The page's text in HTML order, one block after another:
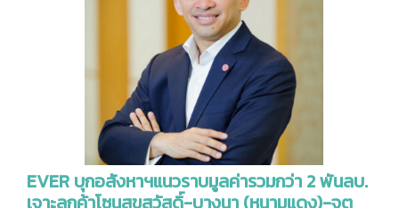
EVER บุกอสังหาฯแนวราบมูลค่ารวมกว่า 2 พันลบ.